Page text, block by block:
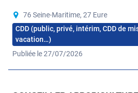
76 Seine-Maritime, 27 Eure
CDD (public, privé, intérim, CDD de
vacation…)
Publiée le 27/07/2026